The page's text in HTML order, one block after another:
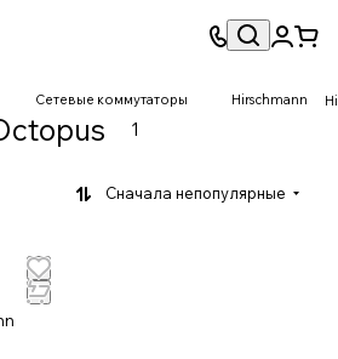
Сетевые коммутаторы Hirschmann
1
Сначала непопулярные